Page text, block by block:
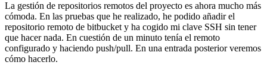
La gestión de repositorios remotos del proyecto es ahora mucho más
cómoda. En las pruebas que he realizado, he podido añadir el
repositorio remoto de bitbucket y ha cogido mi clave SSH sin tener
que hacer nada. En cuestión de un minuto tenía el remoto
configurado y haciendo push/pull. En una entrada posterior veremos
cómo hacerlo.